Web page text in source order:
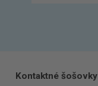
Kontaktné šošovky